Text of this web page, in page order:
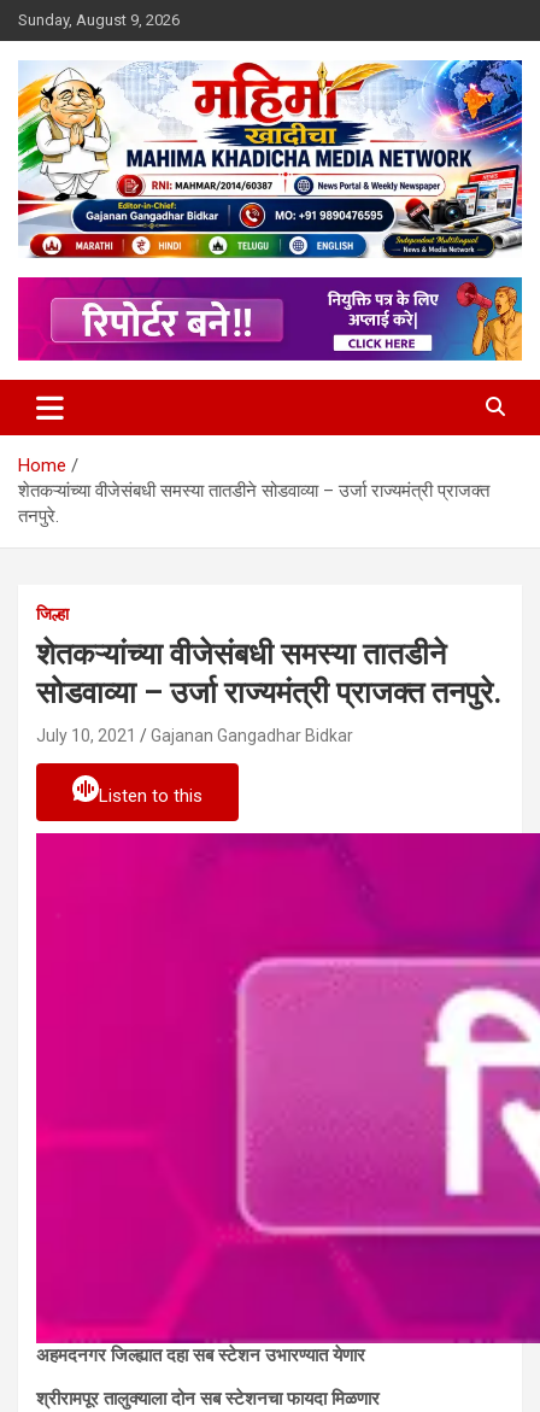
Skip
to
content
Sunday, August 9, 2026
Mahimakhadicha
Home
शेतकऱ्यांच्या वीजेसंबधी समस्या तातडीने सोडवाव्या – उर्जा राज्यमंत्री प्राजक्त
तनपुरे.
जिल्हा
शेतकऱ्यांच्या वीजेसंबधी समस्या तातडीने
सोडवाव्या – उर्जा राज्यमंत्री प्राजक्त तनपुरे.
July 10, 2021 Gajanan Gangadhar Bidkar
Listen to this
अहमदनगर जिल्ह्यात दहा सब स्टेशन उभारण्यात येणार
श्रीरामपूर तालुक्याला दोन सब स्टेशनचा फायदा मिळणार